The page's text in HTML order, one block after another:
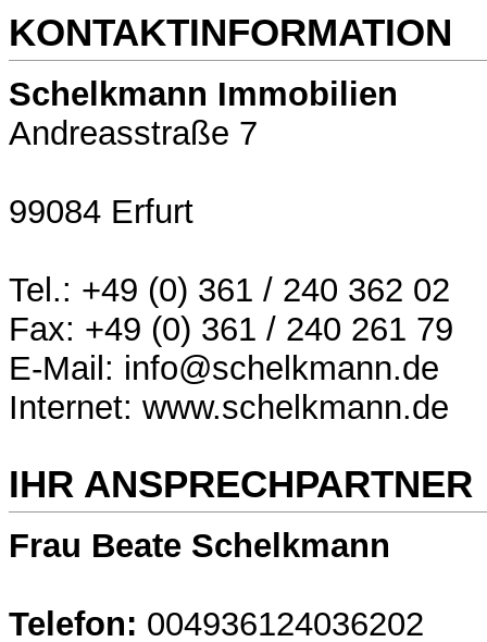
KONTAKTINFORMATION
Schelkmann Immobilien
Andreasstraße 7
99084 Erfurt
Tel.: +49 (0) 361 / 240 362 02
Fax: +49 (0) 361 / 240 261 79
E-Mail: info@schelkmann.de
Internet: www.schelkmann.de
IHR ANSPRECHPARTNER
Frau Beate Schelkmann
Telefon: 004936124036202